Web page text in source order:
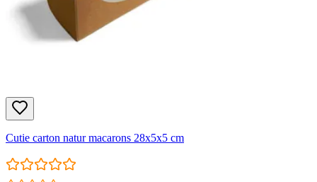
Cutie carton natur macarons 28x5x5 cm